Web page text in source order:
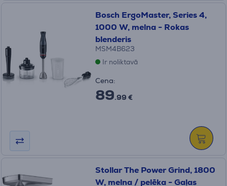
Bosch ErgoMaster, Series 4,
1000 W, melna - Rokas
blenderis
MSM4B623
Ir noliktavā
Cena:
89.99 €
Stollar The Power Grind, 1800
W, melna / pelēka - Gaļas